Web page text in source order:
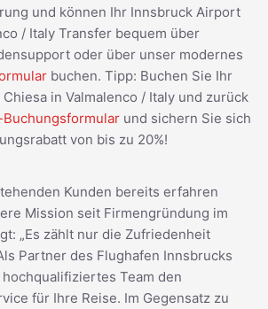
und können Ihr Innsbruck Airport
/ Italy Transfer bequem über
oder über unser modernes
buchen. Tipp: Buchen Sie Ihr
in Valmalenco / Italy und zurück
und sichern Sie sich
von bis zu 20%!
Kunden bereits erfahren
Mission seit Firmengründung im
„Es zählt nur die Zufriedenheit
Partner des Flughafen Innsbrucks
Team den
für Ihre Reise. Im Gegensatz zu